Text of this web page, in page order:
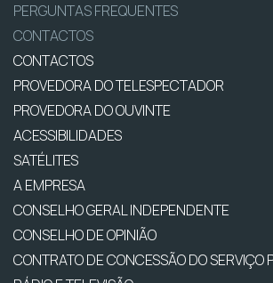
PERGUNTAS FREQUENTES
CONTACTOS
CONTACTOS
PROVEDORA DO TELESPECTADOR
PROVEDORA DO OUVINTE
ACESSIBILIDADES
SATÉLITES
A EMPRESA
CONSELHO GERAL INDEPENDENTE
CONSELHO DE OPINIÃO
CONTRATO DE CONCESSÃO DO SERVIÇO